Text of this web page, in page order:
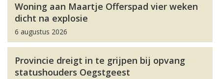
Woning aan Maartje Offerspad vier weken
dicht na explosie
6 augustus 2026
Provincie dreigt in te grijpen bij opvang
statushouders Oegstgeest